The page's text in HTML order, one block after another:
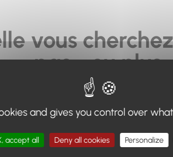
vous
pas... ou plus.
de recherche en haut de page, ou à
Retour à l'accueil
and gives you control over
accept all Deny all cookies Personalize